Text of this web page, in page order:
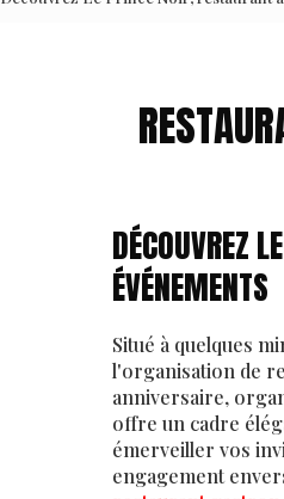
DÉCOUVREZ
ÉVÉNEMENTS
Situé à quelques
l'organisation de
anniversaire,
offre un cadre
émerveiller vos
engagement